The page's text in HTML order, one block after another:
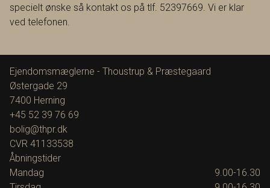
specielt ønske så kontakt os på tlf. 52397669. Vi er klar
ved telefonen.
Ejendomsmæglerne - Thoustrup & Præstegaard
Østergade 29
7400 Herning
+45 52 39 76 69
bolig@thpr.dk
CVR 41133538
Åbningstider
Mandag
9.00-16.30